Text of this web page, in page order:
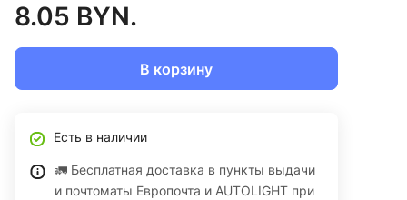
8.05 BYN.
В корзину
Есть в наличии
🚛 Бесплатная доставка в пункты выдачи
и почтоматы Европочта и AUTOLIGHT при